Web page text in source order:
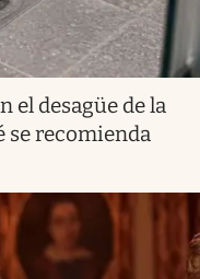
el desagüe de la
se recomienda